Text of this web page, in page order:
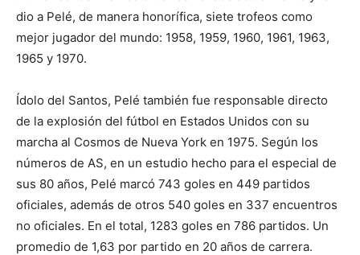
dio a Pelé, de manera honorífica, siete trofeos como
mejor jugador del mundo: 1958, 1959, 1960, 1961, 1963,
1965 y 1970.
Ídolo del Santos, Pelé también fue responsable directo
de la explosión del fútbol en Estados Unidos con su
marcha al Cosmos de Nueva York en 1975. Según los
números de AS, en un estudio hecho para el especial de
sus 80 años, Pelé marcó 743 goles en 449 partidos
oficiales, además de otros 540 goles en 337 encuentros
no oficiales. En el total, 1283 goles en 786 partidos. Un
promedio de 1,63 por partido en 20 años de carrera.